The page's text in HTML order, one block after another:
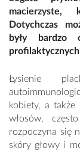
macierzyste,
Dotychczas
były bardzo
Łysienie
kobiety, a także
włosów,
rozpoczyna się
skóry głowy i